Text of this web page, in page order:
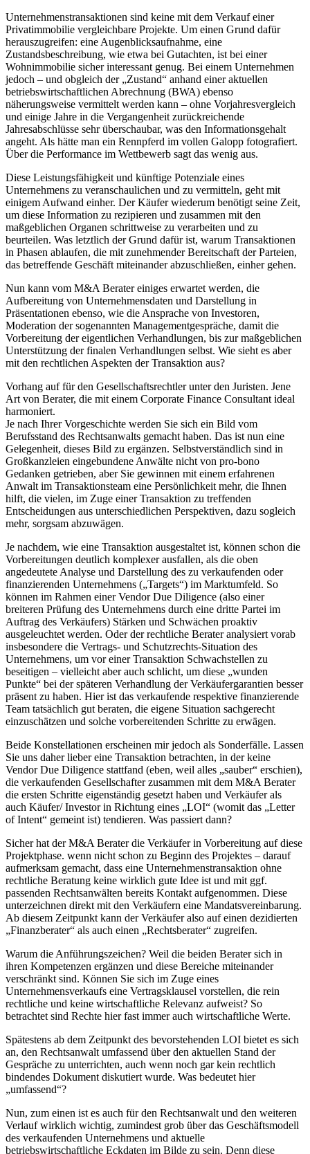
Unternehmenstransaktionen sind keine mit dem Verkauf einer
Privatimmobilie vergleichbare Projekte. Um einen Grund dafür
herauszugreifen: eine Augenblicksaufnahme, eine
Zustandsbeschreibung, wie etwa bei Gutachten, ist bei einer
Wohnimmobilie sicher interessant genug. Bei einem Unternehmen
jedoch – und obgleich der „Zustand“ anhand einer aktuellen
betriebswirtschaftlichen Abrechnung (BWA) ebenso
näherungsweise vermittelt werden kann – ohne Vorjahresvergleich
und einige Jahre in die Vergangenheit zurückreichende
Jahresabschlüsse sehr überschaubar, was den Informationsgehalt
angeht. Als hätte man ein Rennpferd im vollen Galopp fotografiert.
Über die Performance im Wettbewerb sagt das wenig aus.
Diese Leistungsfähigkeit und künftige Potenziale eines
Unternehmens zu veranschaulichen und zu vermitteln, geht mit
einigem Aufwand einher. Der Käufer wiederum benötigt seine Zeit,
um diese Information zu rezipieren und zusammen mit den
maßgeblichen Organen schrittweise zu verarbeiten und zu
beurteilen. Was letztlich der Grund dafür ist, warum Transaktionen
in Phasen ablaufen, die mit zunehmender Bereitschaft der Parteien,
das betreffende Geschäft miteinander abzuschließen, einher gehen.
Nun kann vom M&A Berater einiges erwartet werden, die
Aufbereitung von Unternehmensdaten und Darstellung in
Präsentationen ebenso, wie die Ansprache von Investoren,
Moderation der sogenannten Managementgespräche, damit die
Vorbereitung der eigentlichen Verhandlungen, bis zur maßgeblichen
Unterstützung der finalen Verhandlungen selbst. Wie sieht es aber
mit den rechtlichen Aspekten der Transaktion aus?
Vorhang auf für den Gesellschaftsrechtler unter den Juristen. Jene
Art von Berater, die mit einem Corporate Finance Consultant ideal
harmoniert.
Je nach Ihrer Vorgeschichte werden Sie sich ein Bild vom
Berufsstand des Rechtsanwalts gemacht haben. Das ist nun eine
Gelegenheit, dieses Bild zu ergänzen. Selbstverständlich sind in
Großkanzleien eingebundene Anwälte nicht von pro-bono
Gedanken getrieben, aber Sie gewinnen mit einem erfahrenen
Anwalt im Transaktionsteam eine Persönlichkeit mehr, die Ihnen
hilft, die vielen, im Zuge einer Transaktion zu treffenden
Entscheidungen aus unterschiedlichen Perspektiven, dazu sogleich
mehr, sorgsam abzuwägen.
Je nachdem, wie eine Transaktion ausgestaltet ist, können schon die
Vorbereitungen deutlich komplexer ausfallen, als die oben
angedeutete Analyse und Darstellung des zu verkaufenden oder
finanzierenden Unternehmens („Targets“) im Marktumfeld. So
können im Rahmen einer Vendor Due Diligence (also einer
breiteren Prüfung des Unternehmens durch eine dritte Partei im
Auftrag des Verkäufers) Stärken und Schwächen proaktiv
ausgeleuchtet werden. Oder der rechtliche Berater analysiert vorab
insbesondere die Vertrags- und Schutzrechts-Situation des
Unternehmens, um vor einer Transaktion Schwachstellen zu
beseitigen – vielleicht aber auch schlicht, um diese „wunden
Punkte“ bei der späteren Verhandlung der Verkäufergarantien besser
präsent zu haben. Hier ist das verkaufende respektive finanzierende
Team tatsächlich gut beraten, die eigene Situation sachgerecht
einzuschätzen und solche vorbereitenden Schritte zu erwägen.
Beide Konstellationen erscheinen mir jedoch als Sonderfälle. Lassen
Sie uns daher lieber eine Transaktion betrachten, in der keine
Vendor Due Diligence stattfand (eben, weil alles „sauber“ erschien),
die verkaufenden Gesellschafter zusammen mit dem M&A Berater
die ersten Schritte eigenständig gesetzt haben und Verkäufer als
auch Käufer/ Investor in Richtung eines „LOI“ (womit das „Letter
of Intent“ gemeint ist) tendieren. Was passiert dann?
Sicher hat der M&A Berater die Verkäufer in Vorbereitung auf diese
Projektphase. wenn nicht schon zu Beginn des Projektes – darauf
aufmerksam gemacht, dass eine Unternehmenstransaktion ohne
rechtliche Beratung keine wirklich gute Idee ist und mit ggf.
passenden Rechtsanwälten bereits Kontakt aufgenommen. Diese
unterzeichnen direkt mit den Verkäufern eine Mandatsvereinbarung.
Ab diesem Zeitpunkt kann der Verkäufer also auf einen dezidierten
„Finanzberater“ als auch einen „Rechtsberater“ zugreifen.
Warum die Anführungszeichen? Weil die beiden Berater sich in
ihren Kompetenzen ergänzen und diese Bereiche miteinander
verschränkt sind. Können Sie sich im Zuge eines
Unternehmensverkaufs eine Vertragsklausel vorstellen, die rein
rechtliche und keine wirtschaftliche Relevanz aufweist? So
betrachtet sind Rechte hier fast immer auch wirtschaftliche Werte.
Spätestens ab dem Zeitpunkt des bevorstehenden LOI bietet es sich
an, den Rechtsanwalt umfassend über den aktuellen Stand der
Gespräche zu unterrichten, auch wenn noch gar kein rechtlich
bindendes Dokument diskutiert wurde. Was bedeutet hier
„umfassend“?
Nun, zum einen ist es auch für den Rechtsanwalt und den weiteren
Verlauf wirklich wichtig, zumindest grob über das Geschäftsmodell
des verkaufenden Unternehmens und aktuelle
betriebswirtschaftliche Eckdaten im Bilde zu sein. Denn diese